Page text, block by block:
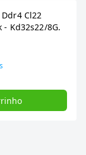
Cl22
- Kd32s22/8G.